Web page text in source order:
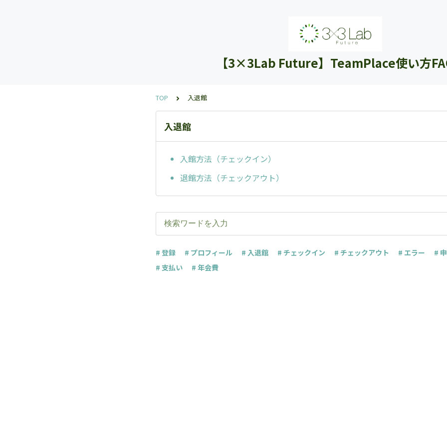
【3×3Lab Future】TeamPlace使い方
TOP 入退館
入退館
入館方法（チェックイン）
退館方法（チェックアウト）
# 登録 # プロフィール # 入退館 # チェックイン # チェックアウト # エラー
#
# 支払い
# 年会費